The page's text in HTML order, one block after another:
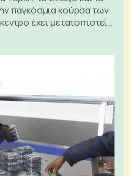
παγκόσμια κούρσα των
έχει μετατοπιστεί